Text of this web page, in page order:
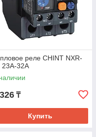
реле CHINT NXR-
23A-32A
₸
Купить